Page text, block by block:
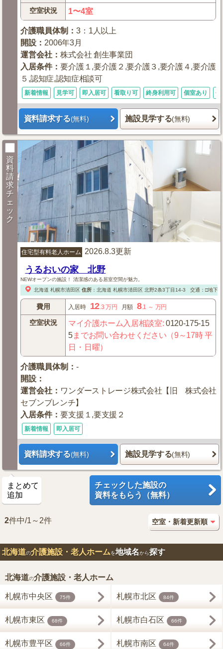
空室状況 1〜4室
介護職員体制 ：3：1人以上
開設 ： 2006年3月
運営会社 ：株式会社 創生事業団
入居条件：要介護１,要介護２,要介護３,要介護４,要介護
５,認知症,認知症相談可
新着情報 見学可 即入居可 看取り可 終身利用可 個室あり 体
資料請求する(無料) 施設見学する(無料)
資
料
請
求
チ
ェ
ッ
ク
住宅型有料老人ホーム 2026.8.3更新
うるおいの家 北野
NEWオープンの施設！ 清潔感のある居室空間が魅力。
北海道 札幌市清田区 住所： 北海道 札幌市清田区北野2条3丁目14-3 交通：□地下
費用 入居時 12 .3 万円 月額 8.1 ～ 万円
空室状況 マイ介護ホーム入居相談室:0120-175-15
5までお問い合わせください（9～17時 平
日・日曜）
介護職員体制 ：-
開設 ：
運営会社 ： ワンダーストレージ株式会社【旧 株式会社
セブンブレンチ】
入居条件：要支援１,要支援２
新着情報 即入居可
資料請求する(無料) 施設見学する(無料)
まとめて
追加
チェックした施設の
資料をもらう（無料）
2件中/1～2件
北海道の介護施設・老人ホームを地域名から探す
北海道の介護施設・老人ホーム
札幌市中央区 75件 札幌市北区 84件
札幌市東区 68件 札幌市白石区 66件
札幌市豊平区 66件 札幌市南区 64件